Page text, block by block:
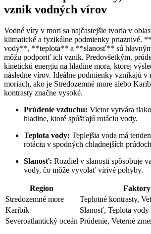
vznik vodných vírov
Vodné víry v mori sa najčastejšie tvoria v
klimatické a fyzikálne podmienky priaznivé.
vody**, **teplota** a **slanosť** sú
môžu podporiť ich vznik. Predovšetkým,
kinetickú energiu na hladine mora, ktorej
následne vírov. Ideálne podmienky vznikajú v
moriach, ako je Stredozemné more alebo
kontrasty značne vysoké.
Prúdenie vzduchu: Vietor vytvára
hladine, ktoré spúšťajú rotáciu vody.
Teplota vody: Teplejšia voda má
rotáciu v spodných chladnejších
Slanosť: Rozdiel v slanosti spôsobuje
vody, čo môže vyvolať vírivé pohyby.
Region
Faktory
Stredozemné more
Teplotné kontrasty,
Karibik
Slanosť, Teplota vody
Severoatlantický oceán Prúdenie, Veterné